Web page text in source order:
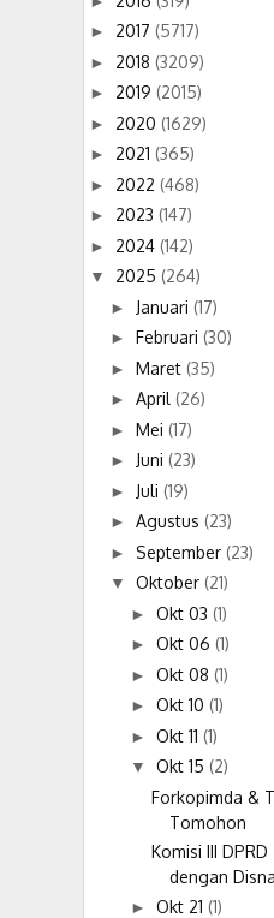
► 2017 (5717)
► 2018 (3209)
► 2019 (2015)
► 2020 (1629)
► 2021 (365)
► 2022 (468)
► 2023 (147)
► 2024 (142)
▼ 2025 (264)
► Januari (17)
► Februari (30)
► Maret (35)
► April (26)
► Mei (17)
► Juni (23)
► Juli (19)
► Agustus (23)
► September (23)
▼ Oktober (21)
► Okt 03 (1)
► Okt 06 (1)
► Okt 08 (1)
► Okt 10 (1)
► Okt 11 (1)
▼ Okt 15 (2)
Forkopimda &
Tomohon
Komisi III
dengan
► Okt 21 (1)